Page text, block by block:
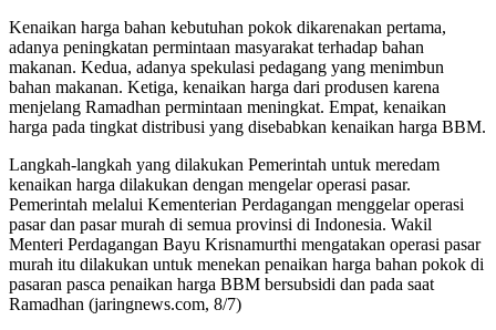
Kenaikan harga bahan kebutuhan pokok dikarenakan pertama,
adanya peningkatan permintaan masyarakat terhadap bahan
makanan. Kedua, adanya spekulasi pedagang yang menimbun
bahan makanan. Ketiga, kenaikan harga dari produsen karena
menjelang Ramadhan permintaan meningkat. Empat, kenaikan
harga pada tingkat distribusi yang disebabkan kenaikan harga BBM.
Langkah-langkah yang dilakukan Pemerintah untuk meredam
kenaikan harga dilakukan dengan mengelar operasi pasar.
Pemerintah melalui Kementerian Perdagangan menggelar operasi
pasar dan pasar murah di semua provinsi di Indonesia. Wakil
Menteri Perdagangan Bayu Krisnamurthi mengatakan operasi pasar
murah itu dilakukan untuk menekan penaikan harga bahan pokok di
pasaran pasca penaikan harga BBM bersubsidi dan pada saat
Ramadhan (jaringnews.com, 8/7)